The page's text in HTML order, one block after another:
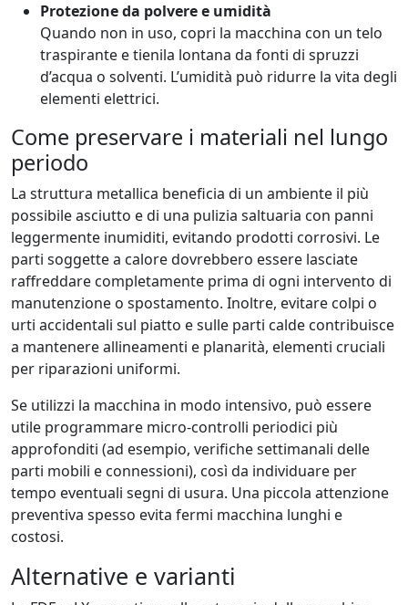
Protezione da polvere e umidità
Quando non in uso, copri la macchina con un telo
traspirante e tienila lontana da fonti di spruzzi
d’acqua o solventi. L’umidità può ridurre la vita degli
elementi elettrici.
Come preservare i materiali nel lungo
periodo
La struttura metallica beneficia di un ambiente il più
possibile asciutto e di una pulizia saltuaria con panni
leggermente inumiditi, evitando prodotti corrosivi. Le
parti soggette a calore dovrebbero essere lasciate
raffreddare completamente prima di ogni intervento di
manutenzione o spostamento. Inoltre, evitare colpi o
urti accidentali sul piatto e sulle parti calde contribuisce
a mantenere allineamenti e planarità, elementi cruciali
per riparazioni uniformi.
Se utilizzi la macchina in modo intensivo, può essere
utile programmare micro-controlli periodici più
approfonditi (ad esempio, verifiche settimanali delle
parti mobili e connessioni), così da individuare per
tempo eventuali segni di usura. Una piccola attenzione
preventiva spesso evita fermi macchina lunghi e
costosi.
Alternative e varianti